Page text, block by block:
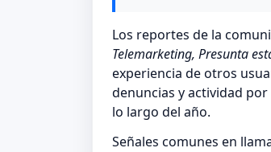
Los reportes de la
Telemarketing, Presunta
experiencia de otros
denuncias y actividad
lo largo del año.
Señales comunes en